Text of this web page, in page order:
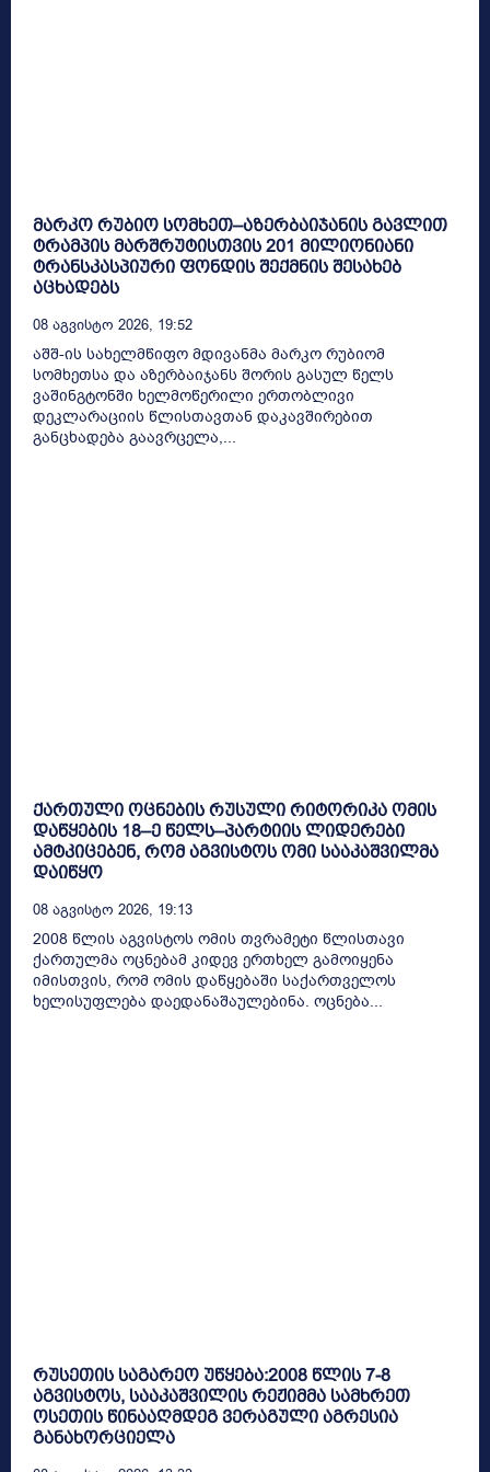
მარკო რუბიო სომხეთ–აზერბაიჯანის გავლით
ტრამპის მარშრუტისთვის 201 მილიონიანი
ტრანსკასპიური ფონდის შექმნის შესახებ
აცხადებს
08 Აგვისტო 2026, 19:52
აშშ-ის სახელმწიფო მდივანმა მარკო რუბიომ
სომხეთსა და აზერბაიჯანს შორის გასულ წელს
ვაშინგტონში ხელმოწერილი ერთობლივი
დეკლარაციის წლისთავთან დაკავშირებით
განცხადება გაავრცელა,...
ქართული ოცნების რუსული რიტორიკა ომის
დაწყების 18–ე წელს–პარტიის ლიდერები
ამტკიცებენ, რომ აგვისტოს ომი სააკაშვილმა
დაიწყო
08 Აგვისტო 2026, 19:13
2008 წლის აგვისტოს ომის თვრამეტი წლისთავი
ქართულმა ოცნებამ კიდევ ერთხელ გამოიყენა
იმისთვის, რომ ომის დაწყებაში საქართველოს
ხელისუფლება დაედანაშაულებინა. ოცნება...
რუსეთის საგარეო უწყება:2008 წლის 7-8
აგვისტოს, სააკაშვილის რეჟიმმა სამხრეთ
ოსეთის წინააღმდეგ ვერაგული აგრესია
განახორციელა